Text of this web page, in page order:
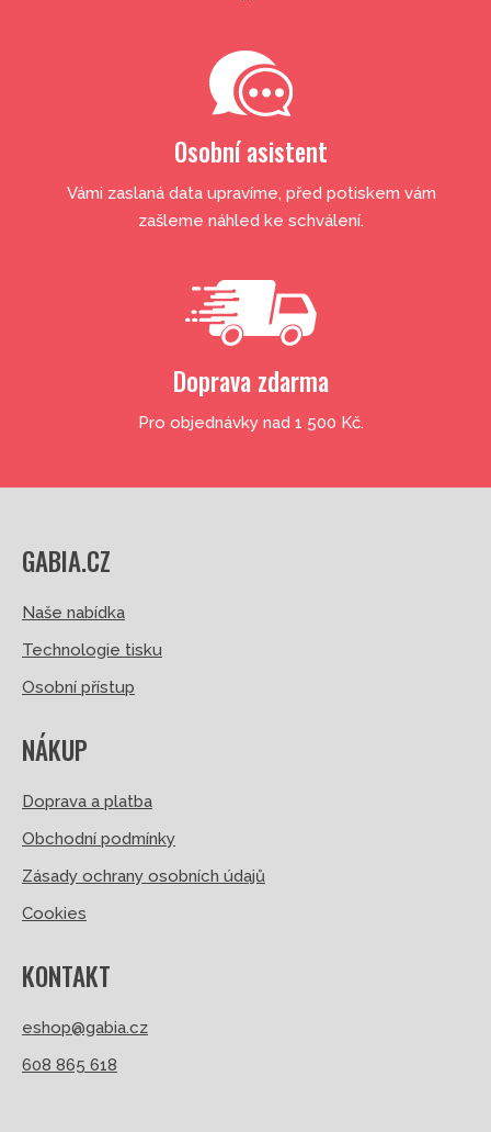
Osobní asistent
Vámi zaslaná data upravíme, před potiskem vám
zašleme náhled ke schválení.
Doprava zdarma
Pro objednávky nad 1 500 Kč.
GABIA.CZ
Naše nabídka
Technologie tisku
Osobní přístup
NÁKUP
Doprava a platba
Obchodní podmínky
Zásady ochrany osobních údajů
Cookies
KONTAKT
eshop@gabia.cz
608 865 618